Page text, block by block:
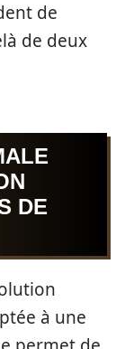
de
de deux
DE
à une